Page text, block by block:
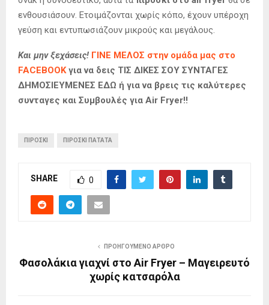
ενθουσιάσουν. Ετοιμάζονται χωρίς κόπο, έχουν υπέροχη
γεύση και εντυπωσιάζουν μικρούς και μεγάλους.
Και μην ξεχάσεις! ΓΙΝΕ ΜΕΛΟΣ στην ομάδα μας στο
FACEBOOKγια να δεις ΤΙΣ ΔΙΚΕΣ ΣΟΥ ΣΥΝΤΑΓΕΣ
ΔΗΜΟΣΙΕΥΜΕΝΕΣ ΕΔΩ ή για να βρεις τις καλύτερες
συνταγες και Συμβουλές για Air Fryer!!
ΠΙΡΟΣΚΙ ΠΙΡΟΣΚΙ ΠΑΤΑΤΑ
SHARE 0
ΠΡΟΗΓΟΎΜΕΝΟ ΆΡΘΡΟ
Φασολάκια γιαχνί στο Air Fryer – Μαγειρευτό
χωρίς κατσαρόλα